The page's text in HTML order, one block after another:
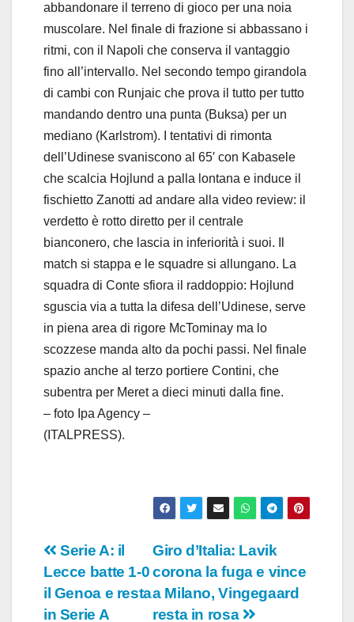
abbandonare il terreno di gioco per una noia
muscolare. Nel finale di frazione si abbassano i
ritmi, con il Napoli che conserva il vantaggio
fino all’intervallo. Nel secondo tempo girandola
di cambi con Runjaic che prova il tutto per tutto
mandando dentro una punta (Buksa) per un
mediano (Karlstrom). I tentativi di rimonta
dell’Udinese svaniscono al 65′ con Kabasele
che scalcia Hojlund a palla lontana e induce il
fischietto Zanotti ad andare alla video review: il
verdetto è rotto diretto per il centrale
bianconero, che lascia in inferiorità i suoi. Il
match si stappa e le squadre si allungano. La
squadra di Conte sfiora il raddoppio: Hojlund
sguscia via a tutta la difesa dell’Udinese, serve
in piena area di rigore McTominay ma lo
scozzese manda alto da pochi passi. Nel finale
spazio anche al terzo portiere Contini, che
subentra per Meret a dieci minuti dalla fine.
– foto Ipa Agency –
(ITALPRESS).
Navigazione
articoli
Giro d’Italia: Lavik
corona la fuga e vince
a Milano, Vingegaard
resta in rosa
Serie A: il
Lecce batte 1-0
il Genoa e resta
in Serie A